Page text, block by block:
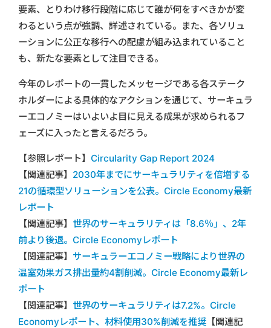
要素、とりわけ移行段階に応じて誰が何をすべきかが変
わるという点が強調、詳述されている。また、各ソリュ
ーションに公正な移行への配慮が組み込まれていること
も、新たな要素として注目できる。
今年のレポートの一貫したメッセージである各ステーク
ホルダーによる具体的なアクションを通じて、サーキュラ
ーエコノミーはいよいよ目に見える成果が求められるフ
ェーズに入ったと言えるだろう。
【参照レポート】 Circularity Gap Report 2024
【関連記事】 2030年までにサーキュラリティを倍増する
21の循環型ソリューションを公表。Circle Economy最新
レポート
【関連記事】 世界のサーキュラリティは「8.6％」、2年
前より後退。Circle Economyレポート
【関連記事】 サーキュラーエコノミー戦略により世界の
温室効果ガス排出量約4割削減。Circle Economy最新レ
ポート
【関連記事】 世界のサーキュラリティは7.2%。Circle
Economyレポート、材料使用30%削減を推奨 【関連記